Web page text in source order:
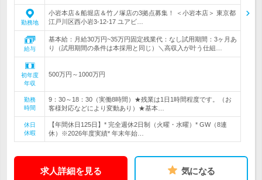
勤務地
小岩本店＆船堀店＆竹ノ塚店の3拠点募集！ ＜小岩本店＞ 東京都
江戸川区西小岩3-12-17 ユアビ…
給与
基本給：月給30万円~35万円固定残業代：なし試用期間：3ヶ月あ
り（試用期間の条件は本採用と同じ）＼高収入が叶う仕組…
初年度
年収
500万円～1000万円
勤務
時間
9：30～18：30（実働8時間）★残業は1日1時間程度です。（お
客様対応などにより変動あり）★基本…
休日
休暇
【年間休日125日】* 完全週休2日制（火曜・水曜）* GW（8連
休）※2026年度実績* 年末年始…
求人詳細を見る 気になる